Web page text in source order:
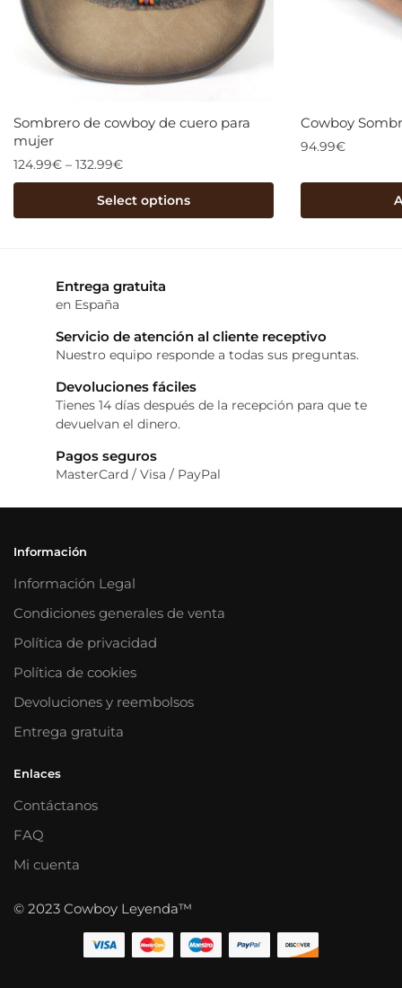
Sombrero de cowboy de cuero para
mujer
124.99€ – 132.99€
Select options
Cowboy
94.99€
Entrega gratuita
en España
Servicio de atención al cliente receptivo
Nuestro equipo responde a todas sus preguntas.
Devoluciones fáciles
Tienes 14 días después de la recepción para que te
devuelvan el dinero.
Pagos seguros
MasterCard / Visa / PayPal
Información
Información Legal
Condiciones generales de venta
Política de privacidad
Política de cookies
Devoluciones y reembolsos
Entrega gratuita
Enlaces
Contáctanos
FAQ
Mi cuenta
© 2023 Cowboy Leyenda™